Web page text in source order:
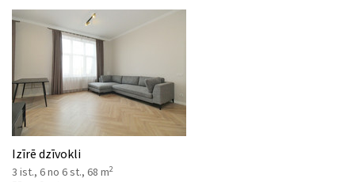
Izīrē dzīvokli
3 ist., 6 no 6 st., 68 m2